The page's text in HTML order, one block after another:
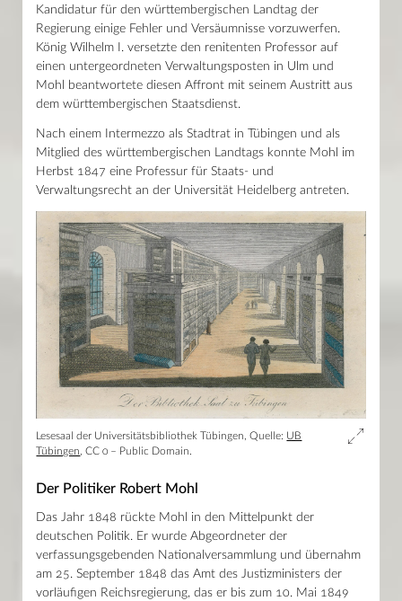
Kandidatur für den württembergischen Landtag der
Regierung einige Fehler und Versäumnisse vorzuwerfen.
König Wilhelm I. versetzte den renitenten Professor auf
einen untergeordneten Verwaltungsposten in Ulm und
Mohl beantwortete diesen Affront mit seinem Austritt aus
dem württembergischen Staatsdienst.
Nach einem Intermezzo als Stadtrat in Tübingen und als
Mitglied des württembergischen Landtags konnte Mohl im
Herbst 1847 eine Professur für Staats- und
Verwaltungsrecht an der Universität Heidelberg antreten.
Lesesaal der Universitätsbibliothek Tübingen, Quelle: UB
Tübingen , CC 0 – Public Domain.
Der Politiker Robert Mohl
Das Jahr 1848 rückte Mohl in den Mittelpunkt der
deutschen Politik. Er wurde Abgeordneter der
verfassungsgebenden Nationalversammlung und übernahm
am 25. September 1848 das Amt des Justizministers der
vorläufigen Reichsregierung, das er bis zum 10. Mai 1849